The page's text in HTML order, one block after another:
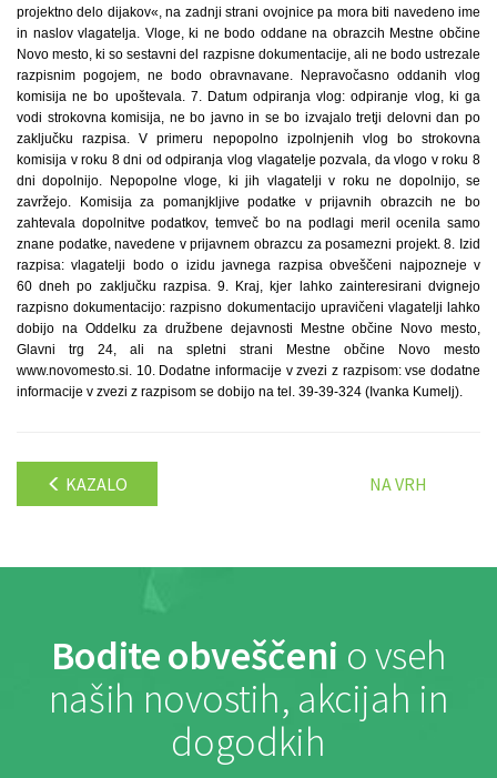
projektno delo dijakov«, na zadnji strani ovojnice pa mora biti navedeno ime
in naslov vlagatelja. Vloge, ki ne bodo oddane na obrazcih Mestne občine
Novo mesto, ki so sestavni del razpisne dokumentacije, ali ne bodo ustrezale
razpisnim pogojem, ne bodo obravnavane. Nepravočasno oddanih vlog
komisija ne bo upoštevala. 7. Datum odpiranja vlog: odpiranje vlog, ki ga
vodi strokovna komisija, ne bo javno in se bo izvajalo tretji delovni dan po
zaključku razpisa. V primeru nepopolno izpolnjenih vlog bo strokovna
komisija v roku 8 dni od odpiranja vlog vlagatelje pozvala, da vlogo v roku 8
dni dopolnijo. Nepopolne vloge, ki jih vlagatelji v roku ne dopolnijo, se
zavržejo. Komisija za pomanjkljive podatke v prijavnih obrazcih ne bo
zahtevala dopolnitve podatkov, temveč bo na podlagi meril ocenila samo
znane podatke, navedene v prijavnem obrazcu za posamezni projekt. 8. Izid
razpisa: vlagatelji bodo o izidu javnega razpisa obveščeni najpozneje v
60 dneh po zaključku razpisa. 9. Kraj, kjer lahko zainteresirani dvignejo
razpisno dokumentacijo: razpisno dokumentacijo upravičeni vlagatelji lahko
dobijo na Oddelku za družbene dejavnosti Mestne občine Novo mesto,
Glavni trg 24, ali na spletni strani Mestne občine Novo mesto
www.novomesto.si. 10. Dodatne informacije v zvezi z razpisom: vse dodatne
informacije v zvezi z razpisom se dobijo na tel. 39-39-324 (Ivanka Kumelj).
KAZALO NA VRH
Bodite obveščeni o vseh
naših novostih, akcijah in
dogodkih